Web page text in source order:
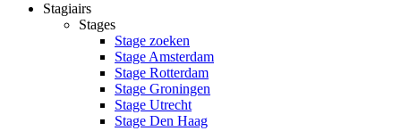
Stagiairs
Stages
Stage zoeken
Stage Amsterdam
Stage Rotterdam
Stage Groningen
Stage Utrecht
Stage Den Haag